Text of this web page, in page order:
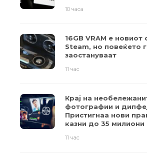
10 часа
16GB VRAM е
Steam, но повеќето
заостануваат
11 час
Крај на
фотографии и
Пристигнаа нови
казни до 35 милиони
11 час